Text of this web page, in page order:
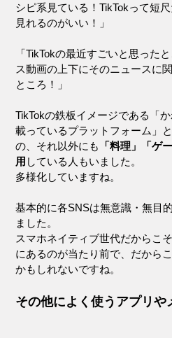
シピ系見ている！TikTokって短
見れるのがいい！」
「TikTokの最近すごいと思った
ス動画の上下にそのニュースに
ところ！」
TikTokの鉄板イメージである「
載っているプラットフォーム」
の、それ以外にも
「料理」「ゲ
用 している人もいました。
多様化していますね。
基本的に各SNSは無意識・無目
ました。
スマホネイティブ世代だからこ
にあるのが当たり前で、だから
かもしれないですね。
その他によく使うアプリや